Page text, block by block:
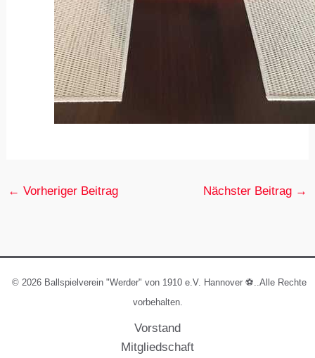
← Vorheriger Beitrag Nächster Beitrag →
© 2026 Ballspielverein "Werder" von 1910 e.V. Hannover ⚽️..Alle Rechte
vorbehalten.
Vorstand
Mitgliedschaft